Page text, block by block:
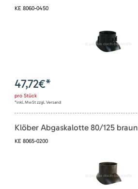
KE 8060-0450
47,72€*
pro Stück
*inkl. MwSt zzgl. Versand
Klöber Abgaskalotte 80/125 braun
KE 8065-0200